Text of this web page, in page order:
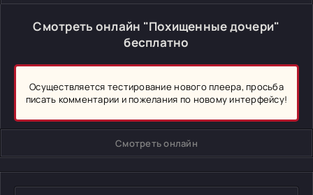
Смотреть онлайн "Похищенные дочери"
бесплатно
Осуществляется тестирование нового плеера, просьба
писать комментарии и пожелания по новому интерфейсу!
Смотреть онлайн